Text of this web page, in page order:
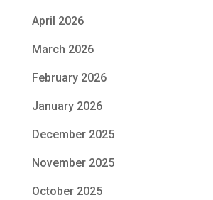
April 2026
March 2026
February 2026
January 2026
December 2025
November 2025
October 2025